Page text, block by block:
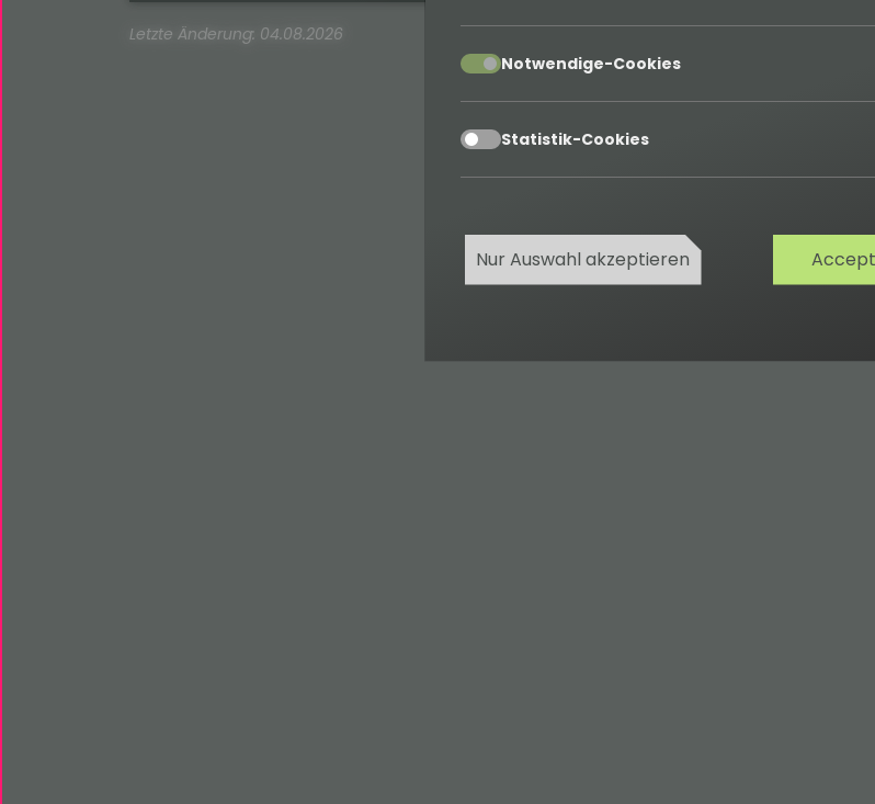
Letzte Änderung: 04.08.2026
acceptNotwendige-Cookies
acceptStatistik-Cookies
Nur Auswahl akzeptieren